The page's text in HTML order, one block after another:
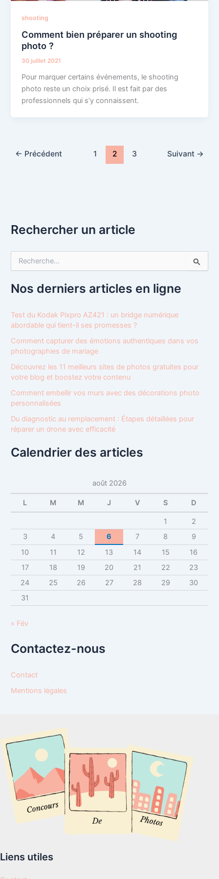
shooting
Comment bien préparer un shooting
photo ?
30 juillet 2021
Pour marquer certains événements, le shooting
photo reste un choix prisé. Il est fait par des
professionnels qui s’y connaissent.
← Précédent 1 2 3 Suivant →
Rechercher un article
h
e
c
h
r
:
Nos derniers articles en ligne
Test du Kodak Pixpro AZ421 : un bridge numérique
abordable qui tient-il ses promesses ?
Comment capturer des émotions authentiques dans vos
photographies de mariage
Découvrez les 11 meilleurs sites de photos gratuites pour
votre blog et boostez votre contenu
Comment embellir vos murs avec des décorations photo
personnalisées
Du diagnostic au remplacement : Étapes détaillées pour
réparer un drone avec efficacité
Calendrier des articles
août 2026
L M M J V S D
1
2
3
4 5 6 7 8
9
10
11 12 13 14 15
16
17
18 19 20 21 22
23
24
25 26 27 28 29
30
31
« Fév
Contactez-nous
Contact
Mentions légales
Liens utiles